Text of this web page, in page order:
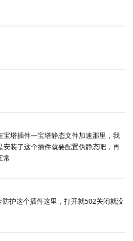
宝塔插件—宝塔静态文件加速那里，我
安装了这个插件就要配置伪静态吧，再
常
防护这个插件这里，打开就502关闭就没